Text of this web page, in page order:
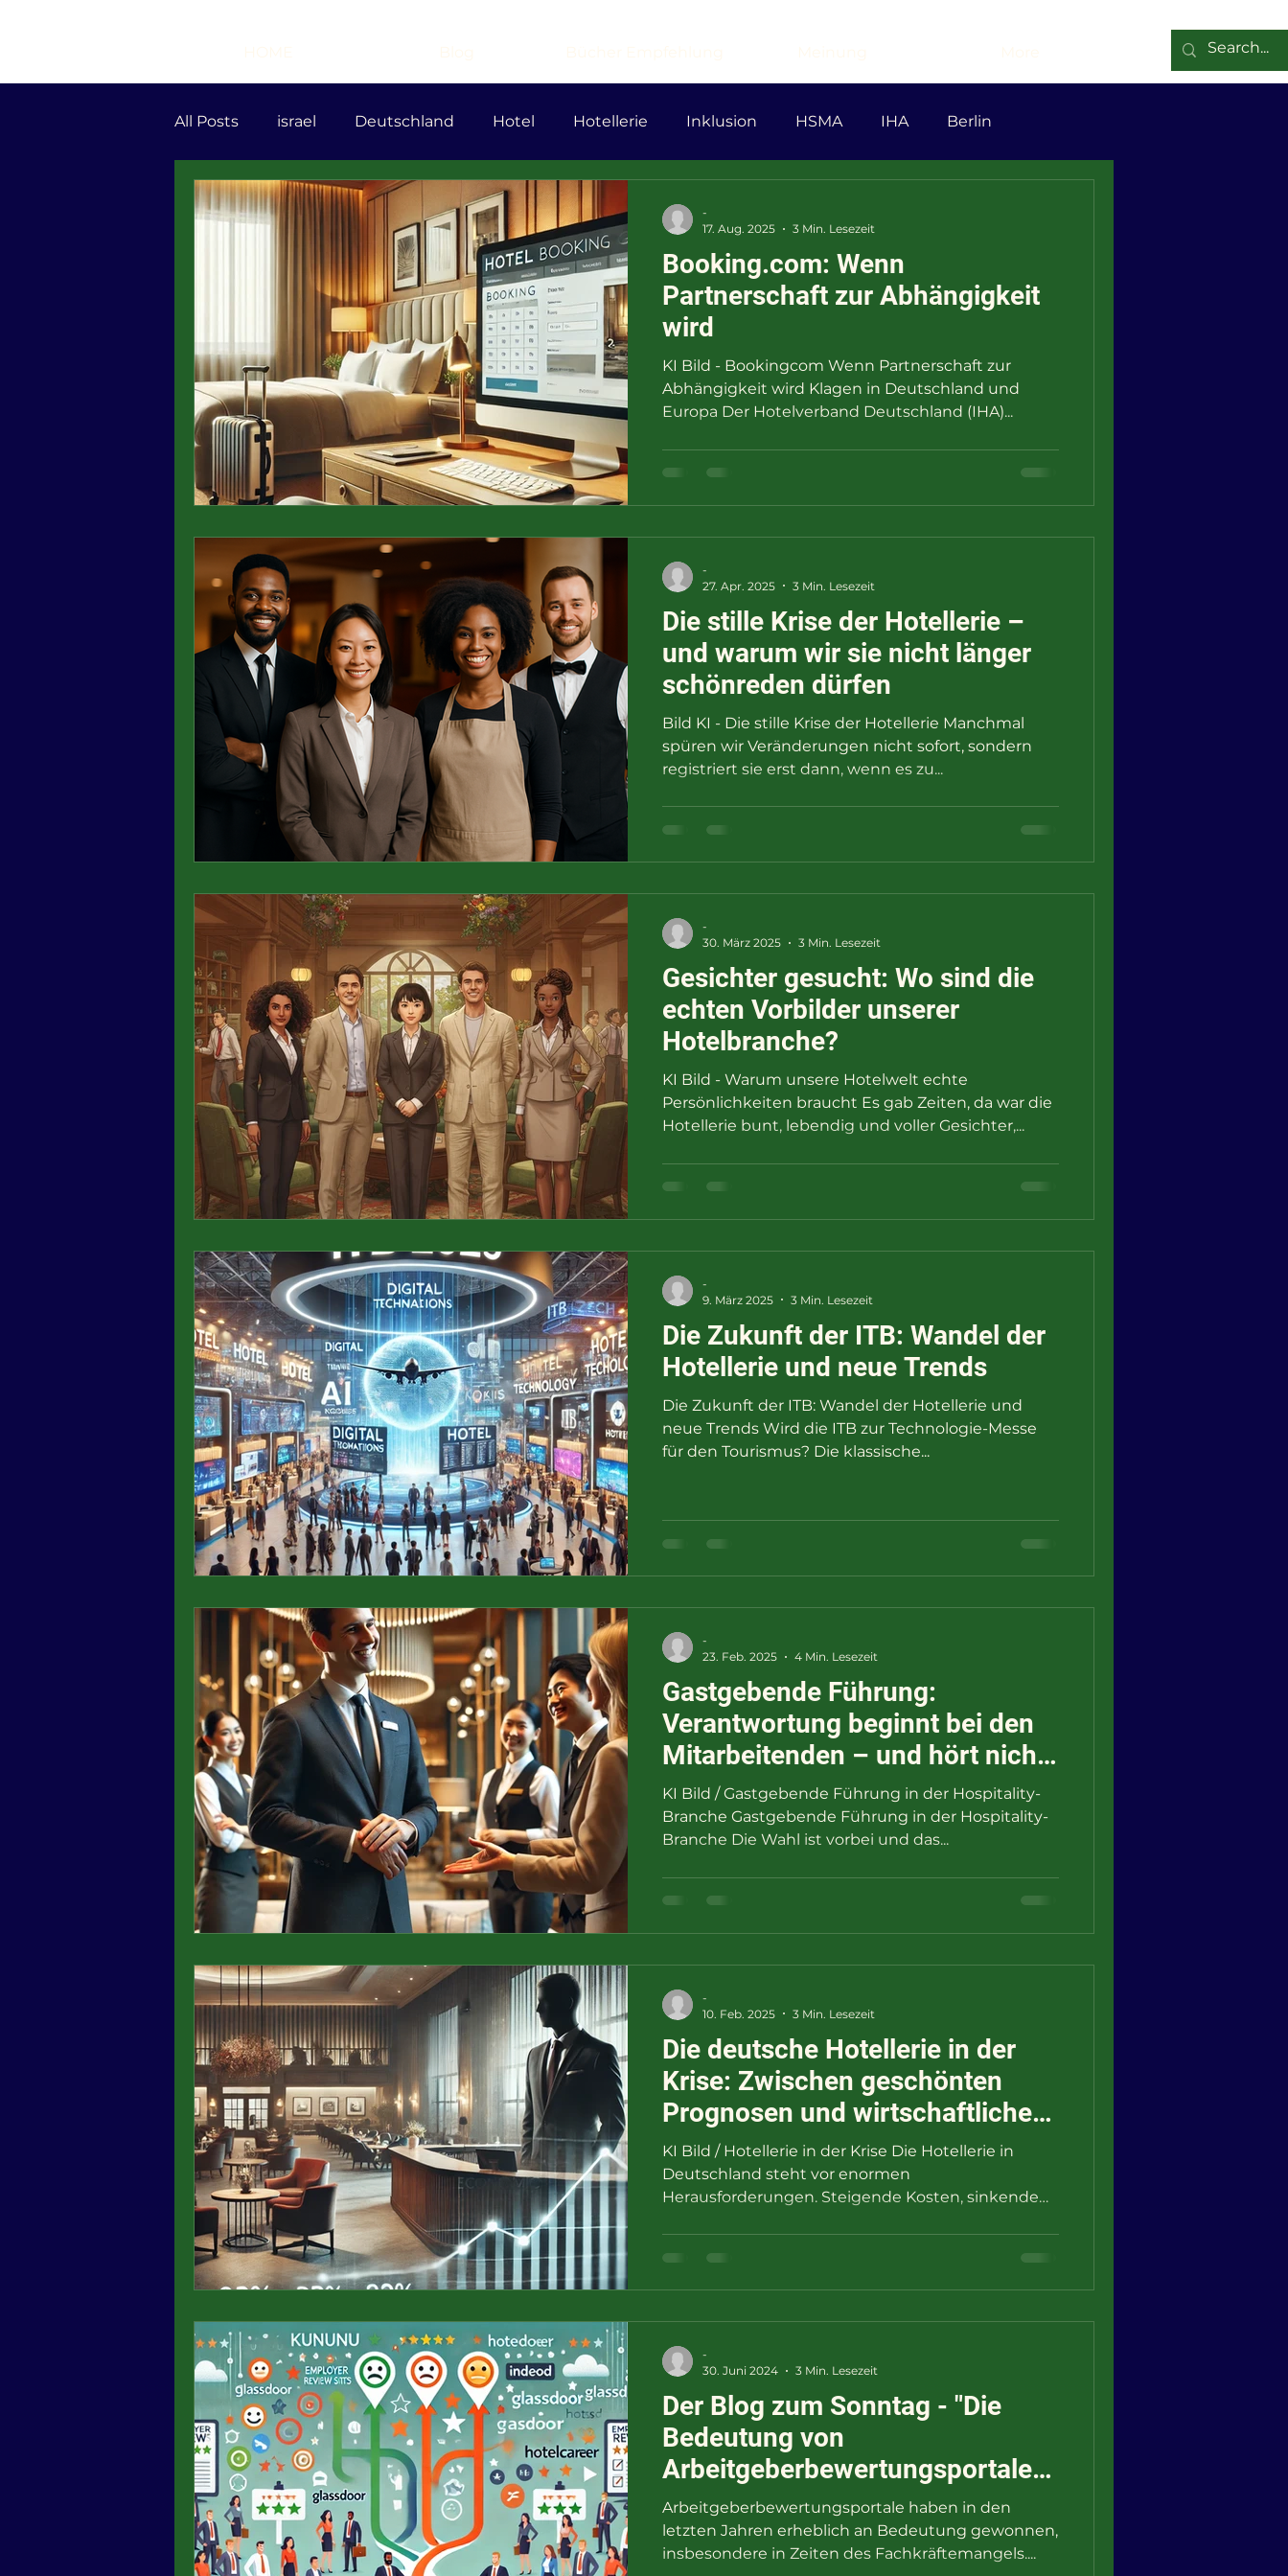
All Posts israel Deutschland Hotel Hotellerie Inklusion HSMA IHA Berlin
Tourismus BER Lufthansa
Zeev Rosenberg Demokratie DieLinke AfD islamismus Antisemitismus
Hotellobby
Booking.com: Wenn
Partnerschaft zur Abhängigkeit
wird
KI Bild - Bookingcom Wenn Partnerschaft zur
Abhängigkeit wird Klagen in Deutschland und
Europa Der Hotelverband Deutschland (IHA)...
-
17. Aug. 2025
3 Min. Lesezeit
Die stille Krise der Hotellerie –
und warum wir sie nicht länger
schönreden dürfen
Bild KI - Die stille Krise der Hotellerie Manchmal
spüren wir Veränderungen nicht sofort, sondern
registriert sie erst dann, wenn es zu...
-
27. Apr. 2025
3 Min. Lesezeit
Gesichter gesucht: Wo sind die
echten Vorbilder unserer
Hotelbranche?
KI Bild - Warum unsere Hotelwelt echte
Persönlichkeiten braucht Es gab Zeiten, da war die
Hotellerie bunt, lebendig und voller Gesichter,...
-
30. März 2025
3 Min. Lesezeit
Die Zukunft der ITB: Wandel der
Hotellerie und neue Trends
Die Zukunft der ITB: Wandel der Hotellerie und
neue Trends Wird die ITB zur Technologie-Messe
für den Tourismus? Die klassische...
-
9. März 2025
3 Min. Lesezeit
Gastgebende Führung:
Verantwortung beginnt bei den
Mitarbeitenden – und hört nicht
an der Tür auf
KI Bild / Gastgebende Führung in der Hospitality-
Branche Gastgebende Führung in der Hospitality-
Branche Die Wahl ist vorbei und das...
-
23. Feb. 2025
4 Min. Lesezeit
Die deutsche Hotellerie in der
Krise: Zwischen geschönten
Prognosen und wirtschaftlicher
Realität
KI Bild / Hotellerie in der Krise Die Hotellerie in
Deutschland steht vor enormen
Herausforderungen. Steigende Kosten, sinkende
-
10. Feb. 2025
3 Min. Lesezeit
Der Blog zum Sonntag - "Die
Bedeutung von
Arbeitgeberbewertungsportalen
auf dem Arbeitnehmermarkt:
Chancen und Risiken für
Unternehmen"
Arbeitgeberbewertungsportale haben in den
letzten Jahren erheblich an Bedeutung gewonnen,
insbesondere in Zeiten des Fachkräftemangels....
-
30. Juni 2024
3 Min. Lesezeit